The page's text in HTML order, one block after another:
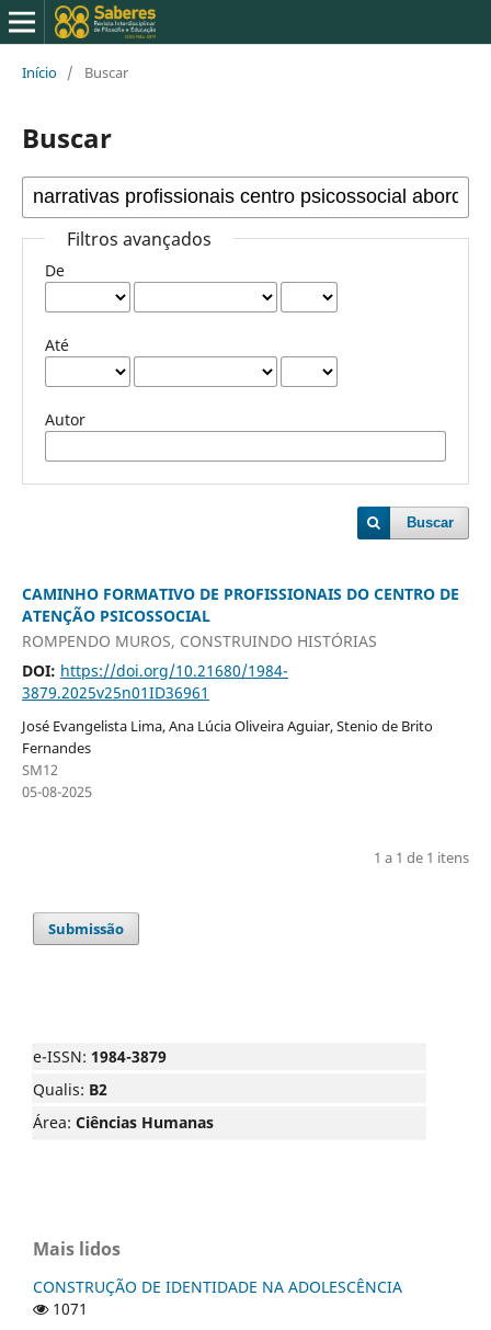
Início / Buscar
Buscar
Filtros avançados
De
Até
Autor
Buscar
CAMINHO FORMATIVO DE PROFISSIONAIS DO CENTRO DE
ATENÇÃO PSICOSSOCIAL
ROMPENDO MUROS, CONSTRUINDO HISTÓRIAS
DOI: https://doi.org/10.21680/1984-
3879.2025v25n01ID36961
José Evangelista Lima, Ana Lúcia Oliveira Aguiar, Stenio de Brito
Fernandes
SM12
05-08-2025
1 a 1 de 1 itens
Submissão
e-ISSN: 1984-3879
Qualis: B2
Área: Ciências Humanas
Mais lidos
CONSTRUÇÃO DE IDENTIDADE NA ADOLESCÊNCIA
1071